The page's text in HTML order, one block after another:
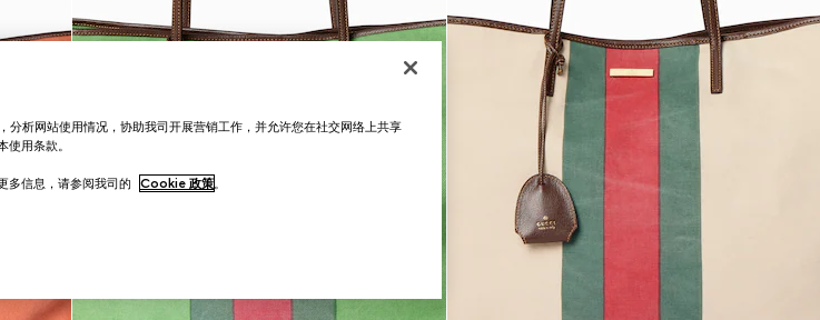
析网站使用情况，协助我司开展营销工作，并允许您在社交网络上共享
用条款。
多信息，请参阅我司的 Cookie 政策。